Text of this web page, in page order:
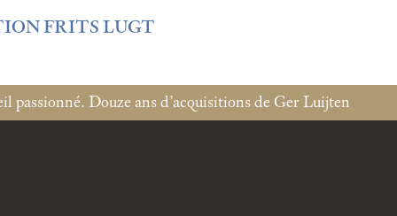
sites/fondationcustodia.fr/
FRITS LUGT
passionné. Douze ans d’acquisitions de Ger Luijten